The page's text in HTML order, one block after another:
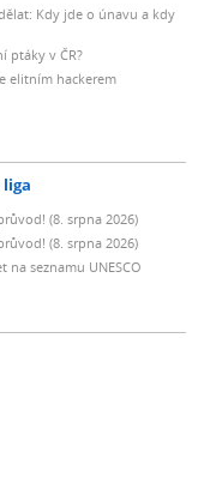
Kdy jde o únavu a kdy
ptáky v ČR?
elitním hackerem
(8. srpna 2026)
(8. srpna 2026)
seznamu UNESCO